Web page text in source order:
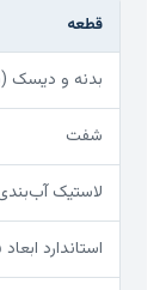
قطعه
بدنه و دیسک
شفت
لاستیک
استاندارد